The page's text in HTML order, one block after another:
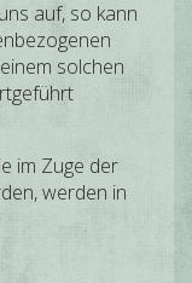
auf, so kann
solchen
im Zuge der
werden in